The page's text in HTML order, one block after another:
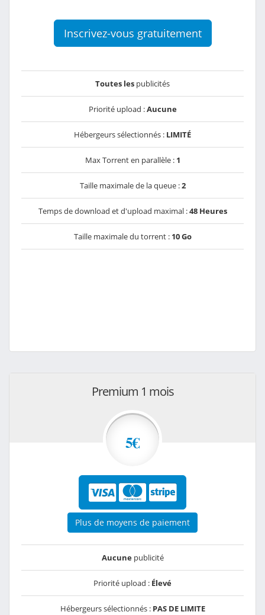
Inscrivez-vous gratuitement
Toutes les publicités
Priorité upload :Aucune
Hébergeurs sélectionnés : LIMITÉ
Max Torrent en parallèle : 1
Taille maximale de la queue :2
Temps de download et d'upload maximal :48 Heures
Taille maximale du torrent : 10 Go
Premium 1 mois
5€
Plus de moyens de paiement
Aucunepublicité
Priorité upload : Élevé
Hébergeurs sélectionnés : PAS DE LIMITE